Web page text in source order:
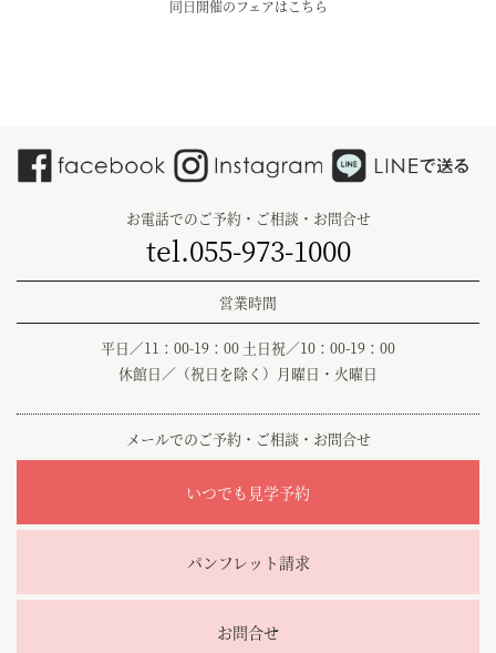
同日開催のフェアはこちら
お電話でのご予約・ご相談・お問合せ
tel.055-973-1000
営業時間
平日／11：00-19：00 土日祝／10：00-19：00
休館日／（祝日を除く）月曜日・火曜日
メールでのご予約・ご相談・お問合せ
いつでも見学予約
パンフレット請求
お問合せ